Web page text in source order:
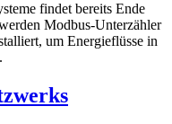
findet bereits Ende
Modbus-Unterzähler
um Energieflüsse in